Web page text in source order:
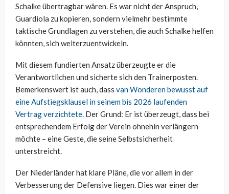
Schalke übertragbar wären. Es war nicht der Anspruch,
Guardiola zu kopieren, sondern vielmehr bestimmte
taktische Grundlagen zu verstehen, die auch Schalke helfen
könnten, sich weiterzuentwickeln.
Mit diesem fundierten Ansatz überzeugte er die
Verantwortlichen und sicherte sich den Trainerposten.
Bemerkenswert ist auch, dass van Wonderen bewusst auf
eine Aufstiegsklausel in seinem bis 2026 laufenden
Vertrag verzichtete. Der Grund: Er ist überzeugt, dass bei
entsprechendem Erfolg der Verein ohnehin verlängern
möchte – eine Geste, die seine Selbstsicherheit
unterstreicht.
Der Niederländer hat klare Pläne, die vor allem in der
Verbesserung der Defensive liegen. Dies war einer der